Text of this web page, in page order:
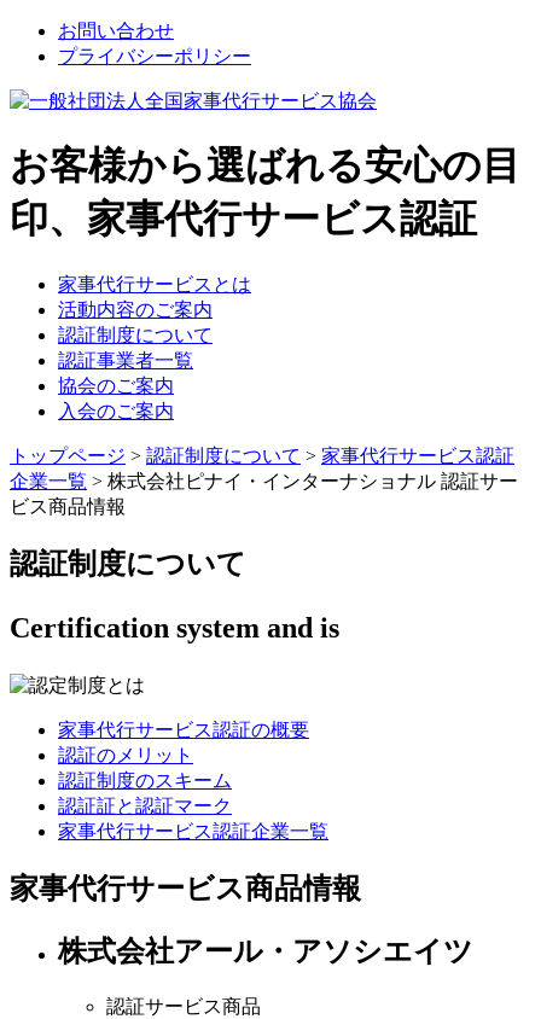
お問い合わせ
プライバシーポリシー
お客様から選ばれる安心の目
印、家事代行サービス認証
家事代行サービスとは
活動内容のご案内
認証制度について
認証事業者一覧
協会のご案内
入会のご案内
トップページ > 認証制度について > 家事代行サービス認証
企業一覧 > 株式会社ピナイ・インターナショナル 認証サー
ビス商品情報
認証制度について
Certification system and is
家事代行サービス認証の概要
認証のメリット
認証制度のスキーム
認証証と認証マーク
家事代行サービス認証企業一覧
家事代行サービス商品情報
株式会社アール・アソシエイツ
認証サービス商品